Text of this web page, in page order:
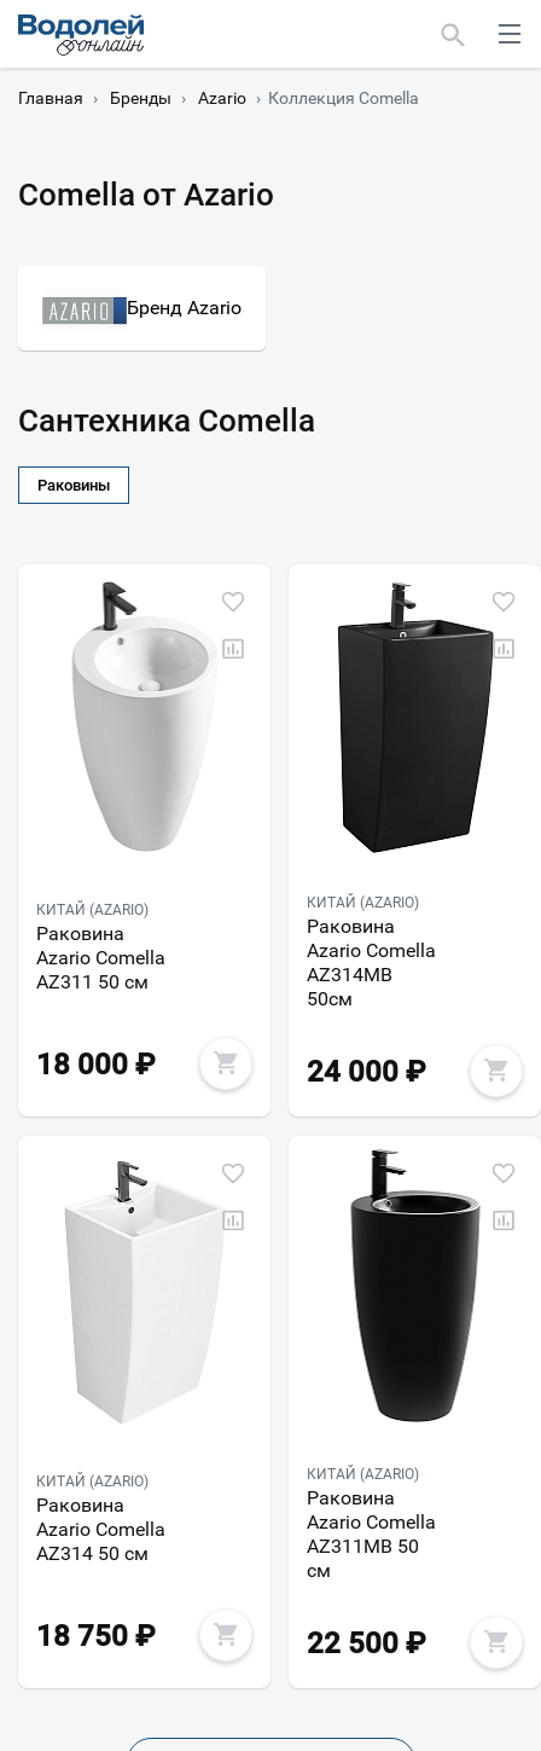
Главная › Бренды › Azario › Коллекция Comella
Comella от Azario
Бренд Azario
Сантехника Comella
Раковины
КИТАЙ (AZARIO)
Раковина
Azario Comella
AZ311 50 см
18 000 ₽
КИТАЙ (AZARIO)
Раковина
Azario Comella
AZ314MB
50см
24 000 ₽
КИТАЙ (AZARIO)
Раковина
Azario Comella
AZ314 50 см
18 750 ₽
КИТАЙ (AZARIO)
Раковина
Azario Comella
AZ311MB 50
см
22 500 ₽